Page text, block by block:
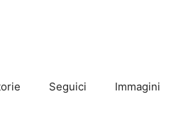
Seguici Immagini